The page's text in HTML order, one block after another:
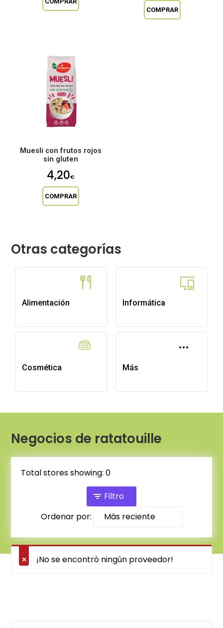
COMPRAR
Muesli con frutos rojos
sin gluten
4,20€
COMPRAR
Otras categorías
Alimentación Informática
Cosmética Más
Negocios de ratatouille
Total stores showing: 0
Filtro
Ordenar por:
¡No se encontró ningún proveedor!